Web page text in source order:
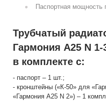
Паспортная мощность
Трубчатый
Гармония А25 N 1-
в комплекте с:
- паспорт – 1 шт.;
- кронштейны («К-50» для
«Гармония А25 N 2») – 1